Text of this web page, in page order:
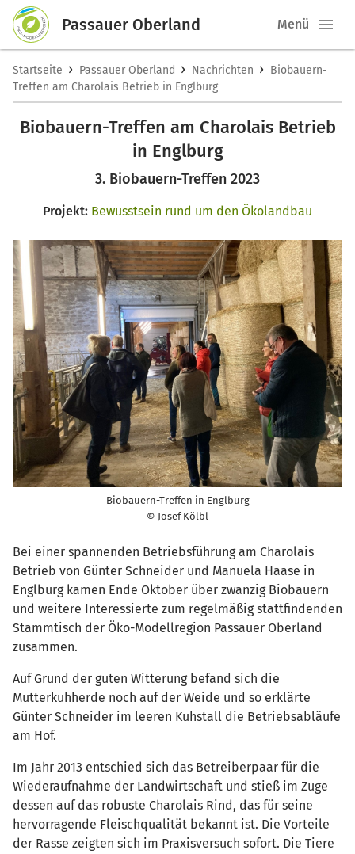
Passauer Oberland Menü
Startseite › Passauer Oberland › Nachrichten › Biobauern-
Treffen am Charolais Betrieb in Englburg
Biobauern-Treffen am Charolais Betrieb
in Englburg
3. Biobauern-Treffen 2023
Projekt: Bewusstsein rund um den Ökolandbau
Biobauern-Treffen in Englburg
© Josef Kölbl
Bei einer spannenden Betriebsführung am Charolais
Betrieb von Günter Schneider und Manuela Haase in
Englburg kamen Ende Oktober über zwanzig Biobauern
und weitere Interessierte zum regelmäßig stattfindenden
Stammtisch der Öko-Modellregion Passauer Oberland
zusammen.
Auf Grund der guten Witterung befand sich die
Mutterkuhherde noch auf der Weide und so erklärte
Günter Schneider im leeren Kuhstall die Betriebsabläufe
am Hof.
Im Jahr 2013 entschied sich das Betreiberpaar für die
Wiederaufnahme der Landwirtschaft und stieß im Zuge
dessen auf das robuste Charolais Rind, das für seine
hervorragende Fleischqualität bekannt ist. Die Vorteile
der Rasse zeigten sich im Praxisversuch sofort. Die Tiere